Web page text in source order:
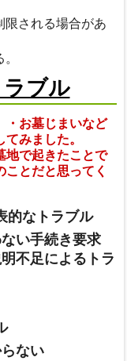
限される場合があ
ブル
・お墓じまいなど
みました。
地で起きたことで
とだと思ってく
的なトラブル
い手続き要求
不足によるトラ
ない